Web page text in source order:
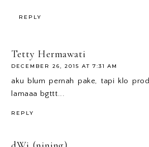
REPLY
Tetty Hermawati
DECEMBER 26, 2015 AT 7:31 AM
aku blum pernah pake, tapi klo
lamaaa bgttt...
REPLY